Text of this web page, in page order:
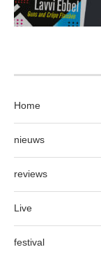
Home
nieuws
reviews
Live
festival